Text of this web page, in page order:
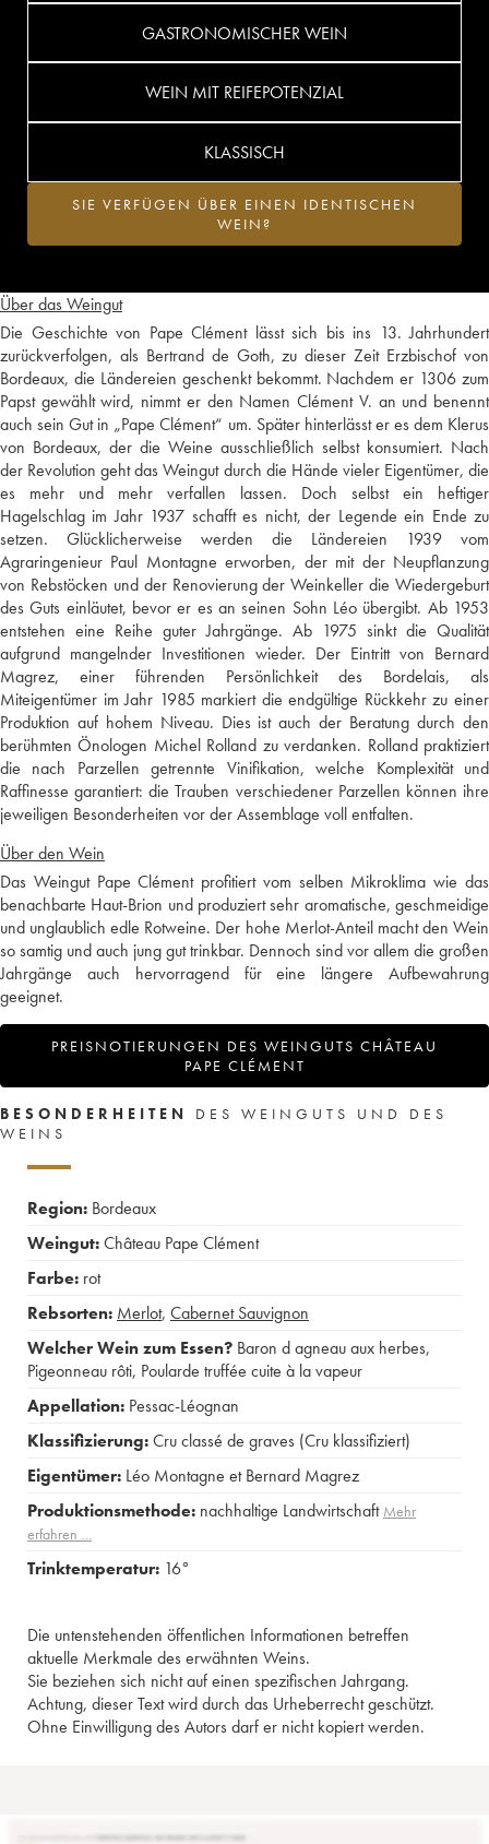
Über das Weingut
Die Geschichte von Pape Clément lässt sich bis ins 13. Jahrhundert
zurückverfolgen, als Bertrand de Goth, zu dieser Zeit Erzbischof von
Bordeaux, die Ländereien geschenkt bekommt. Nachdem er 1306 zum
Papst gewählt wird, nimmt er den Namen Clément V. an und benennt
auch sein Gut in „Pape Clément“ um. Später hinterlässt er es dem Klerus
von Bordeaux, der die Weine ausschließlich selbst konsumiert. Nach
der Revolution geht das Weingut durch die Hände vieler Eigentümer, die
es mehr und mehr verfallen lassen. Doch selbst ein heftiger
Hagelschlag im Jahr 1937 schafft es nicht, der Legende ein Ende zu
setzen. Glücklicherweise werden die Ländereien 1939 vom
Agraringenieur Paul Montagne erworben, der mit der Neupflanzung
von Rebstöcken und der Renovierung der Weinkeller die Wiedergeburt
des Guts einläutet, bevor er es an seinen Sohn Léo übergibt. Ab 1953
entstehen eine Reihe guter Jahrgänge. Ab 1975 sinkt die Qualität
aufgrund mangelnder Investitionen wieder. Der Eintritt von Bernard
Magrez, einer führenden Persönlichkeit des Bordelais, als
Miteigentümer im Jahr 1985 markiert die endgültige Rückkehr zu einer
Produktion auf hohem Niveau. Dies ist auch der Beratung durch den
berühmten Önologen Michel Rolland zu verdanken. Rolland praktiziert
die nach Parzellen getrennte Vinifikation, welche Komplexität und
Raffinesse garantiert: die Trauben verschiedener Parzellen können ihre
jeweiligen Besonderheiten vor der Assemblage voll entfalten.
Über den Wein
Das Weingut Pape Clément profitiert vom selben Mikroklima wie das
benachbarte Haut-Brion und produziert sehr aromatische, geschmeidige
und unglaublich edle Rotweine. Der hohe Merlot-Anteil macht den Wein
so samtig und auch jung gut trinkbar. Dennoch sind vor allem die großen
Jahrgänge auch hervorragend für eine längere Aufbewahrung
geeignet.
PREISNOTIERUNGEN DES WEINGUTS CHÂTEAU
PAPE CLÉMENT
GASTRONOMISCHER WEIN
WEIN MIT REIFEPOTENZIAL
KLASSISCH
SIE VERFÜGEN ÜBER EINEN IDENTISCHEN
WEIN?
BESONDERHEITEN
DES WEINGUTS UND DES
WEINS
Region: Bordeaux
Weingut:Château Pape Clément
Farbe: rot
Rebsorten: Merlot, Cabernet Sauvignon
Welcher Wein zum Essen? Baron d agneau aux herbes,
Pigeonneau rôti, Poularde truffée cuite à la vapeur
Appellation: Pessac-Léognan
Klassifizierung:Cru classé de graves (Cru klassifiziert)
Eigentümer: Léo Montagne et Bernard Magrez
Produktionsmethode: nachhaltige Landwirtschaft Mehr
erfahren …
Trinktemperatur: 16°
Die untenstehenden öffentlichen Informationen betreffen
aktuelle Merkmale des erwähnten Weins.
Sie beziehen sich nicht auf einen spezifischen Jahrgang.
Achtung, dieser Text wird durch das Urheberrecht geschützt.
Ohne Einwilligung des Autors darf er nicht kopiert werden.